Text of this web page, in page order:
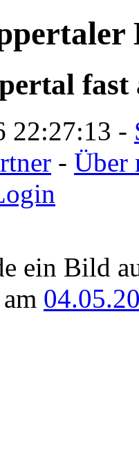
fast
22:27:13 -
- Über
ein Bild